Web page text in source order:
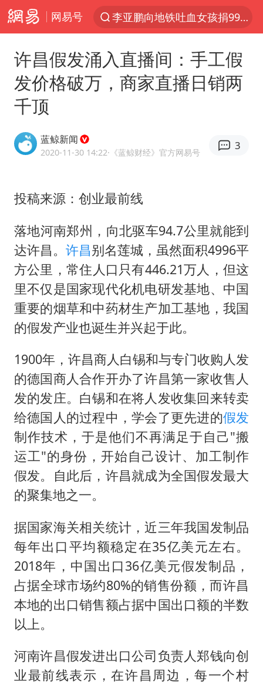
网易号
服务提质，内需扩容有保障
台风白海豚或在华东沿海登陆
逃犯看演唱会 刚出地铁就被逮住
人贩子“梅姨”真实姓名曝光
普京宣布多项人事调整
“银行午休1.5小时”留个窗口行不行
谷歌首席科学家Jeff Dean离职创业
22岁女生南太行山失联已超十天
汕头市政府被约谈
陕西柞水遭遇暴雨五千余户群众转移
嘲讽周星驰无儿女没朋友 李修贤道歉
董路致歉：泰国10岁黑人父母是伪造的
坚持党全面领导和党中央集中统一领导
许昌假发涌入直播间：手工假
发价格破万，商家直播日销两
千顶
蓝鲸新闻
2020-11-30 14:22·《蓝鲸财经》官方网易号
3
投稿来源：创业最前线
落地河南郑州，向北驱车94.7公里就能到
达许昌。 许昌别名莲城，虽然面积4996平
方公里，常住人口只有446.21万人，但这
里不仅是国家现代化机电研发基地、中国
重要的烟草和中药材生产加工基地，我国
的假发产业也诞生并兴起于此。
1900年，许昌商人白锡和与专门收购人发
的德国商人合作开办了许昌第一家收售人
发的发庄。白锡和在将人发收集回来转卖
给德国人的过程中，学会了更先进的假发
制作技术，于是他们不再满足于自己"搬
运工"的身份，开始自己设计、加工制作
假发。自此后，许昌就成为全国假发最大
的聚集地之一。
据国家海关相关统计，近三年我国发制品
每年出口平均额稳定在35亿美元左右。
2018年，中国出口36亿美元假发制品，
占据全球市场约80%的销售份额，而许昌
本地的出口销售额占据中国出口额的半数
以上。
河南许昌假发进出口公司负责人郑钱向创
业最前线表示，在许昌周边，每一个村